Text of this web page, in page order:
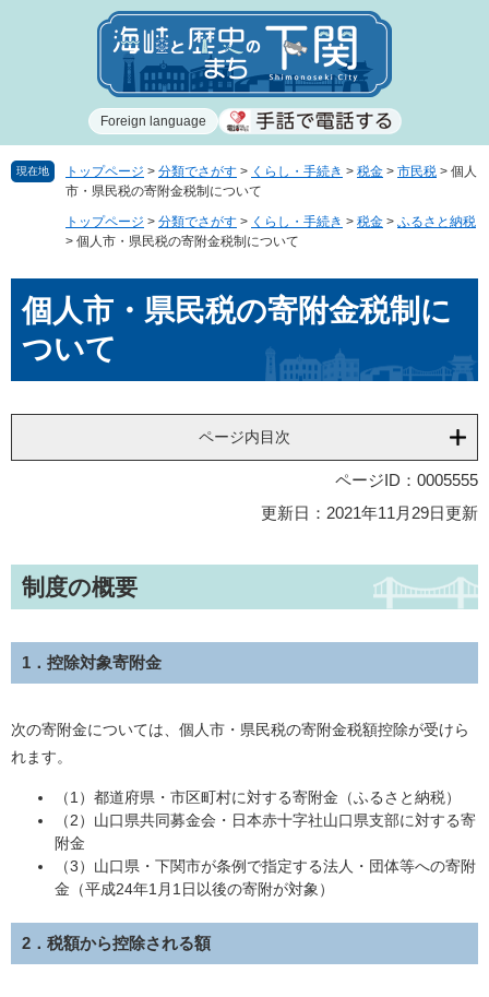
で
ば
Foreign language
現在地 トップページ > 分類でさがす > くらし・手続き > 税金 > 市民税 > 個人
市・県民税の寄附金税制について
トップページ > 分類でさがす > くらし・手続き > 税金 > ふるさと納税
> 個人市・県民税の寄附金税制について
文個人市・県民税の寄附金税制に
ついて
ページ内目次
ページID：0005555
更新日：2021年11月29日更新
制度の概要
1．控除対象寄附金
次の寄附金については、個人市・県民税の寄附金税額控除が受けら
れます。
（1）都道府県・市区町村に対する寄附金（ふるさと納税）
（2）山口県共同募金会・日本赤十字社山口県支部に対する寄
附金
（3）山口県・下関市が条例で指定する法人・団体等への寄附
金（平成24年1月1日以後の寄附が対象）
2．税額から控除される額